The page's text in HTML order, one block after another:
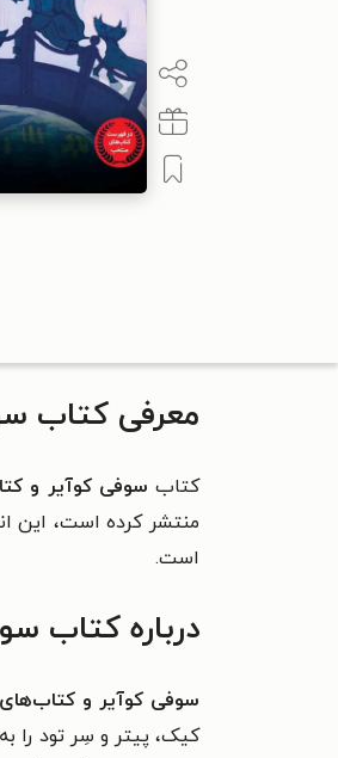
معرفی کتاب
کتاب سوفی کوآیر و
منتشر کرده است، این
است.
درباره کتاب
سوفی کوآیر و
کیک، پیتر و سِر تود را